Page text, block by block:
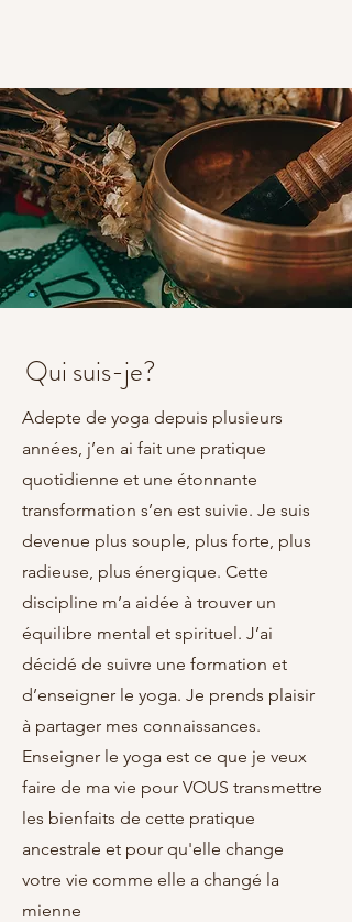
Qui suis-je?
Adepte de yoga depuis plusieurs
années, j’en ai fait une pratique
quotidienne et une étonnante
transformation s’en est suivie. Je suis
devenue plus souple, plus forte, plus
radieuse, plus énergique. Cette
discipline m’a aidée à trouver un
équilibre mental et spirituel. J’ai
décidé de suivre une formation et
d’enseigner le yoga. Je prends plaisir
à partager mes connaissances.
Enseigner le yoga est ce que je veux
faire de ma vie pour VOUS transmettre
les bienfaits de cette pratique
ancestrale et pour qu'elle change
votre vie comme elle a changé la
mienne